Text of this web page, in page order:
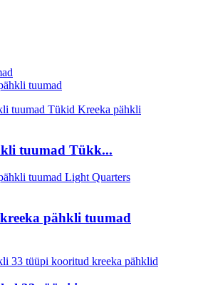
tuumad
tuumad Tükk...
pähkli tuumad